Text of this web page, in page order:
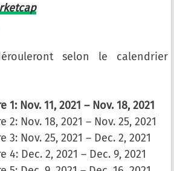
selon le calendrier
1: Nov. 11, 2021 – Nov. 18, 2021
2: Nov. 18, 2021 – Nov. 25, 2021
3: Nov. 25, 2021 – Dec. 2, 2021
4: Dec. 2, 2021 – Dec. 9, 2021